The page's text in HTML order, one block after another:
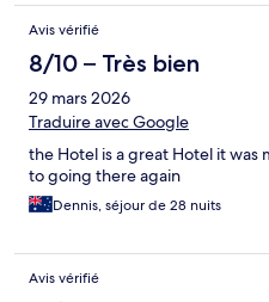
Avis vérifié
8/10 – Très bien
29 mars 2026
Traduire avec Google
the Hotel is a great Hotel it was
to going there again
Dennis, séjour de 28 nuits
Avis vérifié